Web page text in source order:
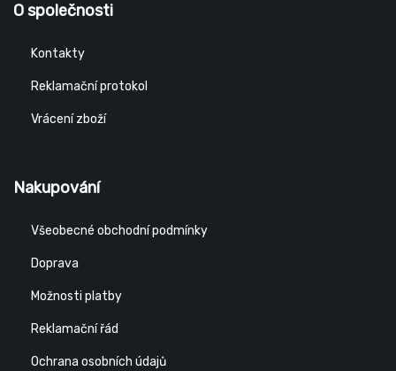
O společnosti
Kontakty
Reklamační protokol
Vrácení zboží
Nakupování
Všeobecné obchodní podmínky
Doprava
Možnosti platby
Reklamační řád
Ochrana osobních údajů